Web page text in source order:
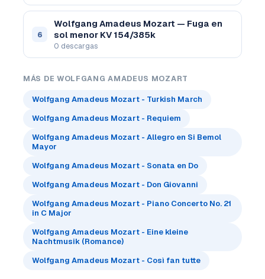
6
Wolfgang Amadeus Mozart — Fuga en
sol menor KV 154/385k
0 descargas
MÁS DE WOLFGANG AMADEUS MOZART
Wolfgang Amadeus Mozart - Turkish March
Wolfgang Amadeus Mozart - Requiem
Wolfgang Amadeus Mozart - Allegro en Si Bemol
Mayor
Wolfgang Amadeus Mozart - Sonata en Do
Wolfgang Amadeus Mozart - Don Giovanni
Wolfgang Amadeus Mozart - Piano Concerto No. 21
in C Major
Wolfgang Amadeus Mozart - Eine kleine
Nachtmusik (Romance)
Wolfgang Amadeus Mozart - Così fan tutte